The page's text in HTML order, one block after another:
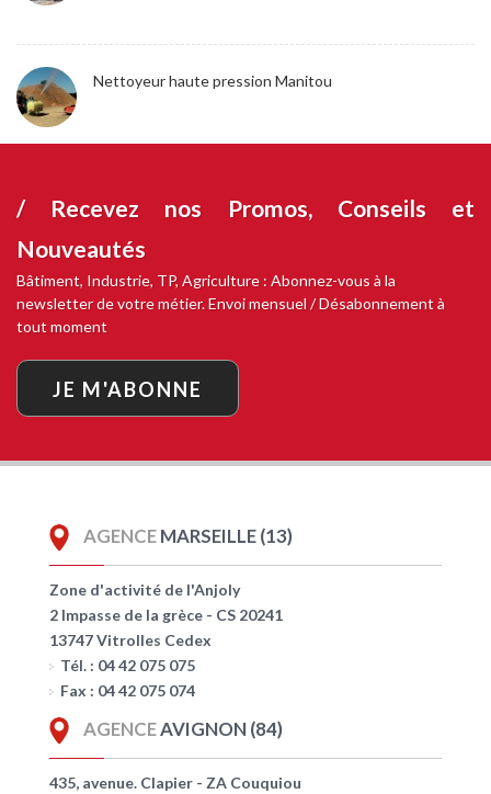
Nettoyeur haute pression Manitou
/ Recevez nos Promos, Conseils et
Nouveautés
Bâtiment, Industrie, TP, Agriculture : Abonnez-vous à la
newsletter de votre métier. Envoi mensuel / Désabonnement à
tout moment
JE M'ABONNE
AGENCEMARSEILLE (13)
Zone d'activité de l'Anjoly
2 Impasse de la grèce - CS 20241
13747 Vitrolles Cedex
Tél. : 04 42 075 075
Fax : 04 42 075 074
AGENCEAVIGNON (84)
435, avenue. Clapier - ZA Couquiou